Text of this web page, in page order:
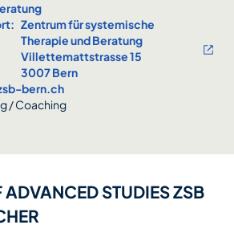
Zentrum für systemische
Therapie und Beratung
Villettemattstrasse 15
3007 Bern
bern.ch
/ Coaching
STUDIES ZSB